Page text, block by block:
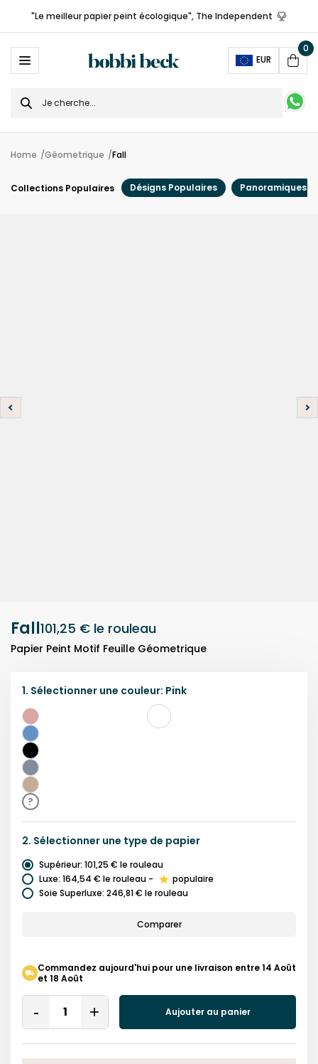
"Le meilleur papier peint écologique", The Independent
EUR
Cart
0
Search
for
Home Géometrique Fall
Collections Populaires Désigns Populaires Panoramiques
Fall101,25 € le rouleau
Papier Peint Motif Feuille Géometrique
1. Sélectionner une couleur: Pink
Rose
Bleu
Blanc
Gris
Beige
?
2. Sélectionner une type de papier
Supérieur: 101,25 € le rouleau
Luxe: 164,54 € le rouleau -
populaire
Soie Superluxe: 246,81 € le rouleau
Comparer
Commandez aujourd'hui pour une livraison entre 14 Août
et 18 Août
Quantity
Remove
One
Add
One
Aujouter au panier